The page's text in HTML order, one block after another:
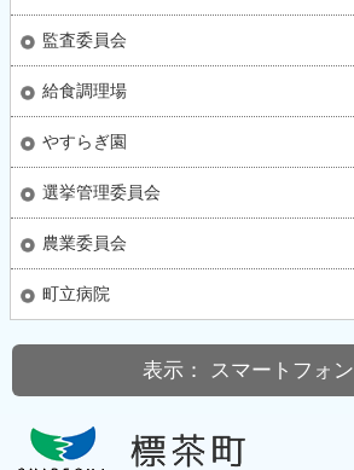
監査委員会
給食調理場
やすらぎ園
選挙管理委員会
農業委員会
町立病院
表示： スマートフォン